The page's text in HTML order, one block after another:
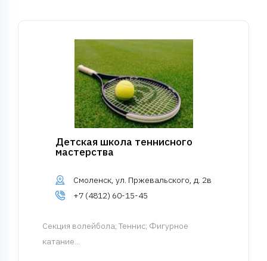
Детская школа теннисного
мастерства
Смоленск, ул. Пржевальского, д. 2в
+7 (4812) 60-15-45
Cекция волейбола; Теннис; Фигурное
катание...